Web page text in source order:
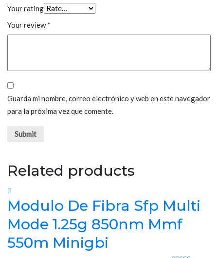
Your rating
Your review*
Guarda mi nombre, correo electrónico y web en este navegador
para la próxima vez que comente.
Related products
Modulo De Fibra Sfp Multi
Mode 1.25g 850nm Mmf
550m Minigbi